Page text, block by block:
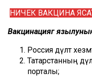
НИЧЕК ВАКЦИНА
Вакцинациягә
Россия дәүләт
Татарстанның
порталы;